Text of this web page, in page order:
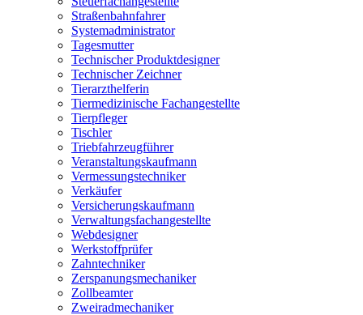
Straßenbahnfahrer
Systemadministrator
Tagesmutter
Technischer Produktdesigner
Technischer Zeichner
Tierarzthelferin
Tiermedizinische Fachangestellte
Tierpfleger
Tischler
Triebfahrzeugführer
Veranstaltungskaufmann
Vermessungstechniker
Verkäufer
Versicherungskaufmann
Verwaltungsfachangestellte
Webdesigner
Werkstoffprüfer
Zahntechniker
Zerspanungsmechaniker
Zollbeamter
Zweiradmechaniker